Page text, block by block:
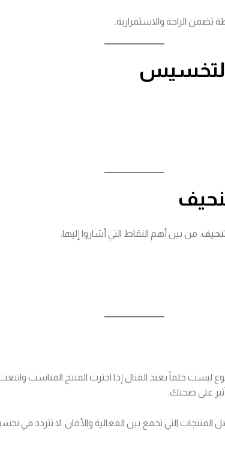
التخسيس
. من بين أهم النقاط التي أشاروا إليها:
على صحتك.
التي تجمع بين الفعالية والأمان. لا تتردد في